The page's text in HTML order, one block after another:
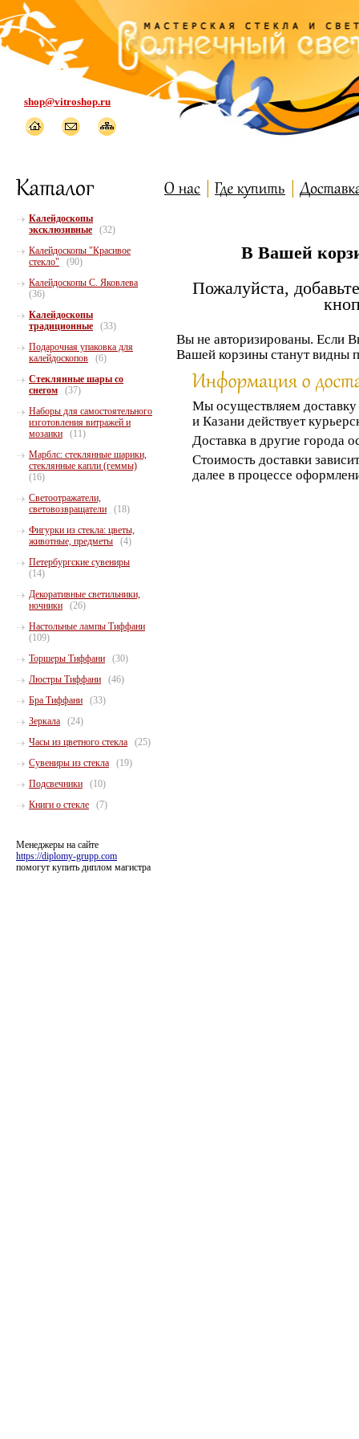
shop@vitroshop.ru
В Вашей
Пожалуйста,
Вы не авторизированы. Если
Вашей корзины станут видны
Мы осуществляем доставку
и Казани действует
Доставка в другие города
Стоимость доставки
далее в процессе
Калейдоскопы
эксклюзивные
(32)
Калейдоскопы "Красивое
стекло"
(90)
Калейдоскопы С. Яковлева
(36)
Калейдоскопы
традиционные
(33)
Подарочная упаковка для
калейдоскопов
(6)
Стеклянные шары со
снегом
(37)
Наборы для самостоятельного
изготовления витражей и
мозаики
(11)
Марблс: стеклянные шарики,
стеклянные капли (геммы)
(16)
Светоотражатели,
световозвращатели
(18)
Фигурки из стекла: цветы,
животные, предметы
(4)
Петербургские сувениры
(14)
Декоративные светильники,
ночники
(26)
Настольные лампы Тиффани
(109)
Торшеры Тиффани
(30)
Люстры Тиффани
(46)
Бра Тиффани
(33)
Зеркала
(24)
Часы из цветного стекла
(25)
Сувениры из стекла
(19)
Подсвечники
(10)
Книги о стекле
(7)
Менеджеры на сайте
https://diplomy-grupp.com
помогут купить диплом магистра